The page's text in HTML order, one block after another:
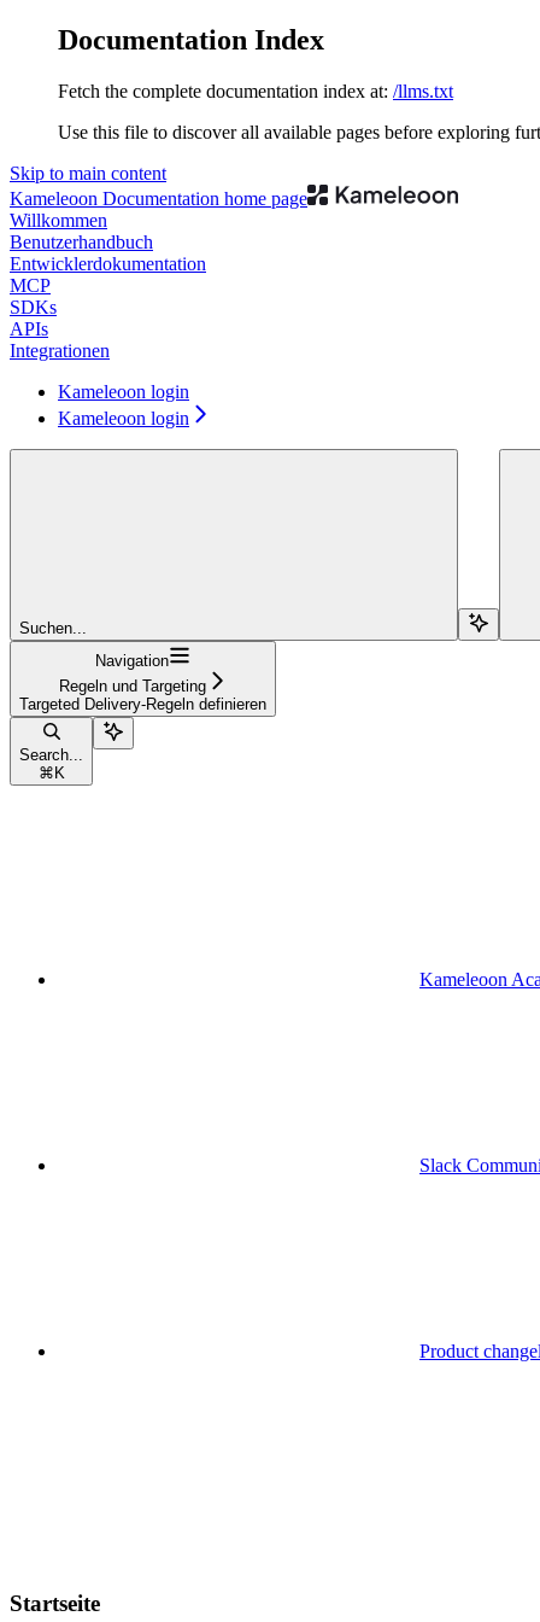
Documentation Index
Fetch the complete documentation index at: /llms.txt
Use this file to discover all available pages before exploring
Skip to main content
Kameleoon Documentation home page
Willkommen
Benutzerhandbuch
Entwicklerdokumentation
MCP
SDKs
APIs
Integrationen
Kameleoon login
Kameleoon login
Suchen...
Navigation
Regeln und Targeting
Targeted Delivery-Regeln definieren
Search...
⌘ K
Kameleoon
Slack
Product
Startseite